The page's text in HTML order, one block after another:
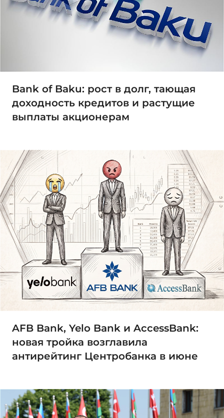
Bank of Baku: рост в долг, тающая
доходность кредитов и растущие
выплаты акционерам
AFB Bank, Yelo Bank и AccessBank:
новая тройка возглавила
антирейтинг Центробанка в июне